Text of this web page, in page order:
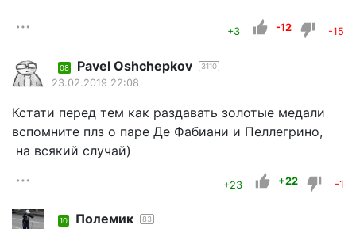
+3 -12 -15
08 Pavel Oshchepkov 3110
23.02.2019 22:08
Кстати перед тем как раздавать золотые медали
вспомните плз о паре Де Фабиани и Пеллегрино,
на всякий случай)
+23 +22 -1
10 Полемик 83